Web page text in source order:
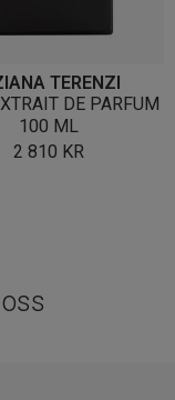
TERENZI
DE PARFUM
100 ML
2 810 KR